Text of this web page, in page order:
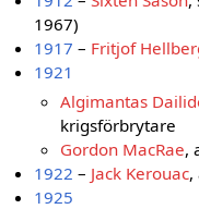
1967)
1917 – Fritjof
1921
Algimantas
krigsförbrytare
Gordon MacRae,
1922 – Jack Kerouac,
1925